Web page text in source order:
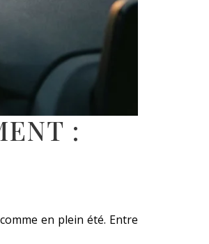
:
en plein été. Entre